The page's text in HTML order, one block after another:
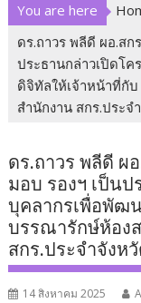
You are here
ดร.ถาวร พลีดี ผอ.สก
ประธานกล่าวเปิดโ
ดิจิทัลให้เจ้าหน้าที่กั
สำนักงาน สกร.ประ
ดร.ถาวร พลีดี ผ
มอบ รองฯ เป็นป
บุคลากรเพื่อพัฒ
บรรณารักษ์ห้อง
สกร.ประจำจังห
14 สิงหาคม 2025